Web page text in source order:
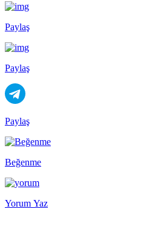
Paylaş
Paylaş
Paylaş
Beğenme
Yorum Yaz